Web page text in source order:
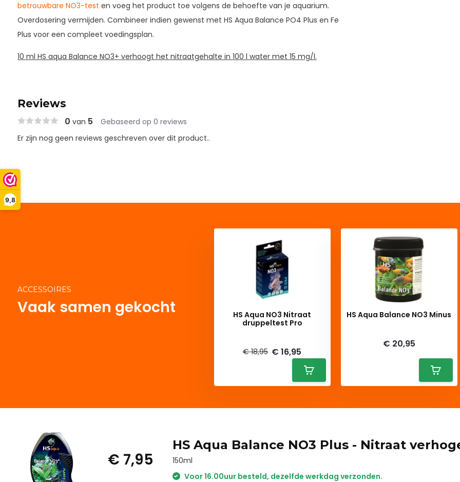
9,8
betrouwbare NO3-test en voeg het product toe volgens de behoefte van je aquarium.
Overdosering vermijden. Combineer indien gewenst met HS Aqua Balance PO4 Plus en Fe
Plus voor een compleet voedingsplan.
10 ml HS aqua Balance NO3+ verhoogt het nitraatgehalte in 100 l water met 15 mg/l.
Reviews
0 van 5 Gebaseerd op 0 reviews
Er zijn nog geen reviews geschreven over dit product..
ACCESSOIRES
Vaak samen gekocht
HS Aqua NO3 Nitraat
druppeltest Pro
€ 18,95 € 16,95
HS Aqua Balance NO3 Minus
€ 20,95
€ 7,95
HS Aqua Balance NO3 Plus - Nitraat
150ml
Voor 16.00uur besteld, dezelfde werkdag verzonden.